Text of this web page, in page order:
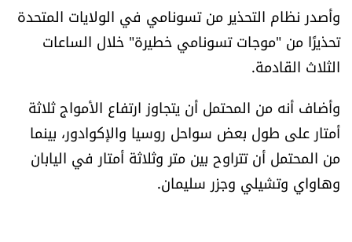
وأصدر نظام التحذير من تسونامي في الولايات المتحدة
تحذيرًا من "موجات تسونامي خطيرة" خلال الساعات
الثلاث القادمة.
وأضاف أنه من المحتمل أن يتجاوز ارتفاع الأمواج ثلاثة
أمتار على طول بعض سواحل روسيا والإكوادور، بينما
من المحتمل أن تتراوح بين متر وثلاثة أمتار في اليابان
وهاواي وتشيلي وجزر سليمان.